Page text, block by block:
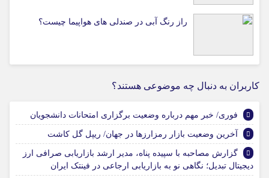
راز رنگ آبی در صندلی های هواپیما چیست؟
کاربران به دنبال چه موضوعی هستند؟
فوری/ خبر مهم درباره وضعیت برگزاری امتحانات دانشجویان
آخرین وضعیت بازار رمزارزها در جهان/ ریپل گل کاشت
گزارش مصاحبه با سپیده پناه، مدیر ارشد بازاریابی صرافی ارز
دیجیتال تبدیل؛ نگاهی نو به بازاریابی ارجاعی در فینتک ایران